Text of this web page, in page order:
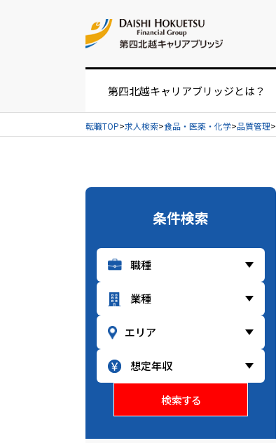
第四北越キャリアブリッジとは？
お仕事紹介の流れ
経営者・人事担当者様へ
転職TOP 求人検索 食品・医薬・化学 品質管理
条件検索
検索する